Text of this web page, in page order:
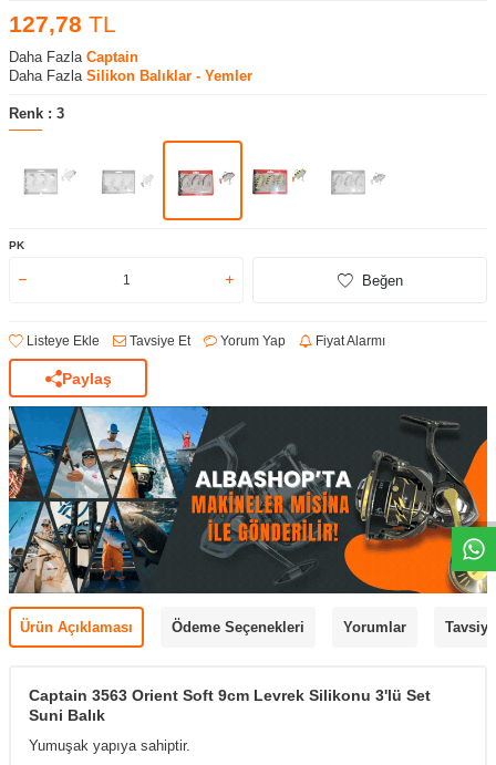
127,78 TL
Daha Fazla Captain
Daha Fazla Silikon Balıklar - Yemler
Renk : 3
PK
Beğen
Listeye Ekle Tavsiye Et Yorum Yap Fiyat Alarmı
Paylaş
Ürün Açıklaması Ödeme Seçenekleri Yorumlar
Captain 3563 Orient Soft 9cm Levrek Silikonu 3'lü Set
Suni Balık
Yumuşak yapıya sahiptir.